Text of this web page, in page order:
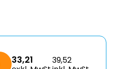
33,21
39,52